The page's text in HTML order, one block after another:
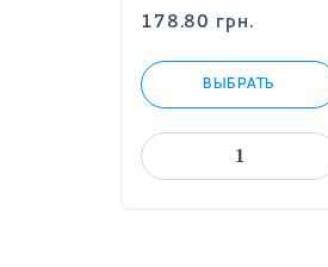
178.80грн.
ВЫБРАТЬ